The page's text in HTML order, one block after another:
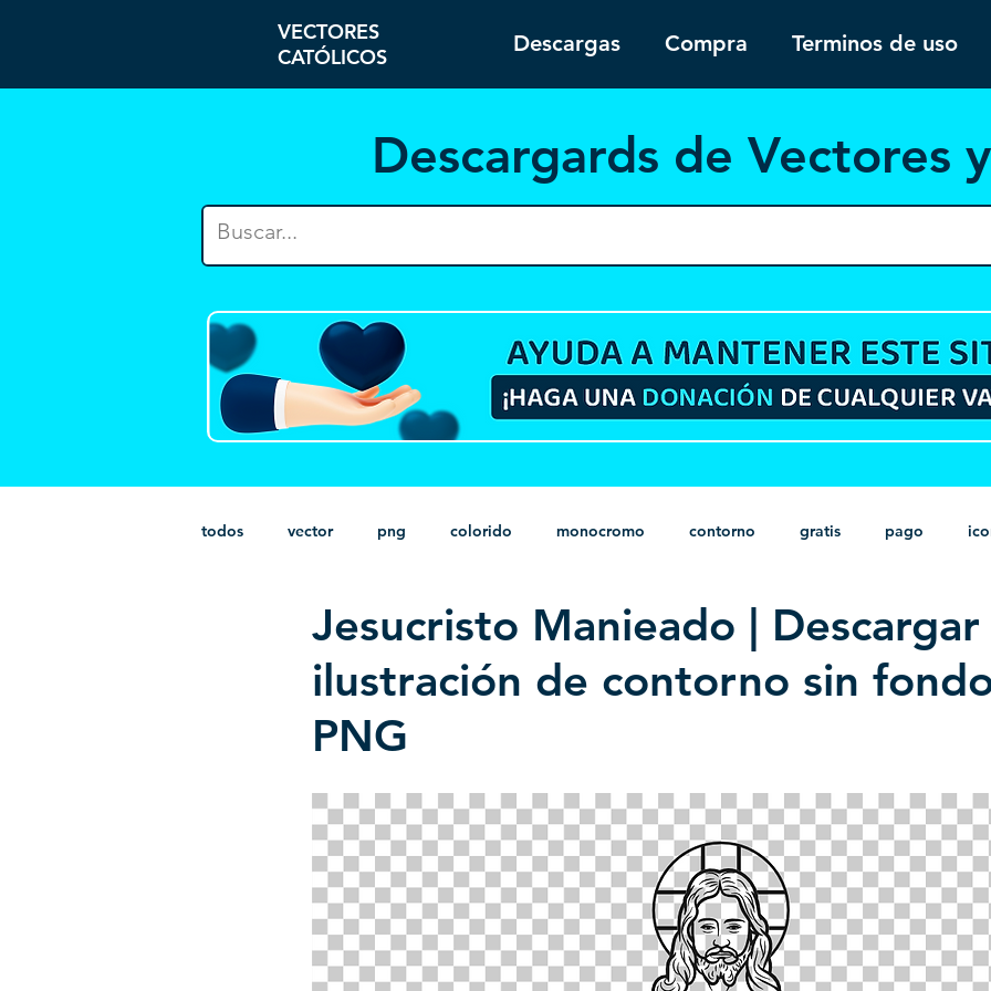
VECTORES
CATÓLICOS
Descargas Compra Terminos de uso
Descargards de Vectores
todos vector png colorido monocromo contorno gratis pago
paquetes infantil HD sin fondo minimalista psd
Jesucristo Manieado |
ilustración de contorno sin
PNG